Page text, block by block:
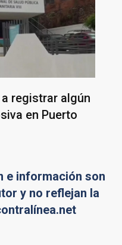
registrar algún
en Puerto
e información son
y no reflejan la